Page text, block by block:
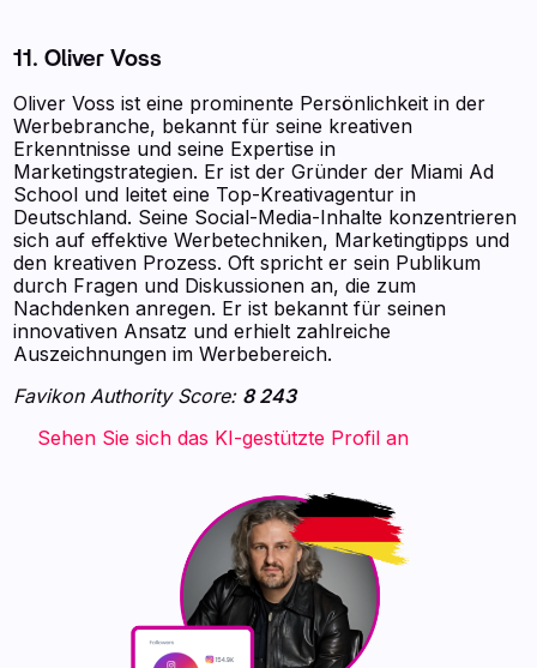
11. Oliver Voss
Oliver Voss ist eine prominente Persönlichkeit in der
Werbebranche, bekannt für seine kreativen
Erkenntnisse und seine Expertise in
Marketingstrategien. Er ist der Gründer der Miami Ad
School und leitet eine Top-Kreativagentur in
Deutschland. Seine Social-Media-Inhalte konzentrieren
sich auf effektive Werbetechniken, Marketingtipps und
den kreativen Prozess. Oft spricht er sein Publikum
durch Fragen und Diskussionen an, die zum
Nachdenken anregen. Er ist bekannt für seinen
innovativen Ansatz und erhielt zahlreiche
Auszeichnungen im Werbebereich.
Favikon Authority Score: 8 243
‍ ‍ ‍ ‍ Sehen Sie sich das KI-gestützte Profil an ‍ ‍ ‍